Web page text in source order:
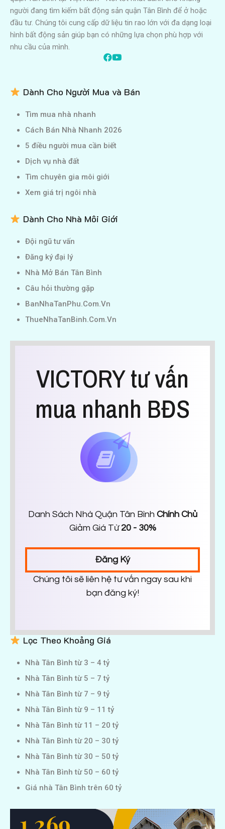
người đang tìm kiếm bất động sản quận Tân Bình để ở hoặc
đầu tư. Chúng tôi cung cấp dữ liệu tin rao lớn với đa dạng loại
hình bất động sản giúp bạn có những lựa chọn phù hợp với
nhu cầu của mình.
Dành Cho Người Mua và Bán
Tìm mua nhà nhanh
Cách Bán Nhà Nhanh 2026
5 điều người mua cần biết
Dịch vụ nhà đất
Tìm chuyên gia môi giới
Xem giá trị ngôi nhà
Dành Cho Nhà Môi Giới
Đội ngũ tư vấn
Đăng ký đại lý
Nhà Mở Bán Tân Bình
Câu hỏi thường gặp
BanNhaTanPhu.Com.Vn
ThueNhaTanBinh.Com.Vn
VICTORY tư vấn
mua nhanh BĐS
Danh Sách Nhà Quận Tân Bình Chính Chủ
Giảm Giá Từ 20 - 30%
Đăng Ký
Chúng tôi sẽ liên hệ tư vấn ngay sau khi
bạn đăng ký!
Lọc Theo Khoảng Giá
Nhà Tân Bình từ 3 – 4 tỷ
Nhà Tân Bình từ 5 – 7 tỷ
Nhà Tân Bình từ 7 – 9 tỷ
Nhà Tân Bình từ 9 – 11 tỷ
Nhà Tân Bình từ 11 – 20 tỷ
Nhà Tân Bình từ 20 – 30 tỷ
Nhà Tân Bình từ 30 – 50 tỷ
Nhà Tân Bình từ 50 – 60 tỷ
Giá nhà Tân Bình trên 60 tỷ